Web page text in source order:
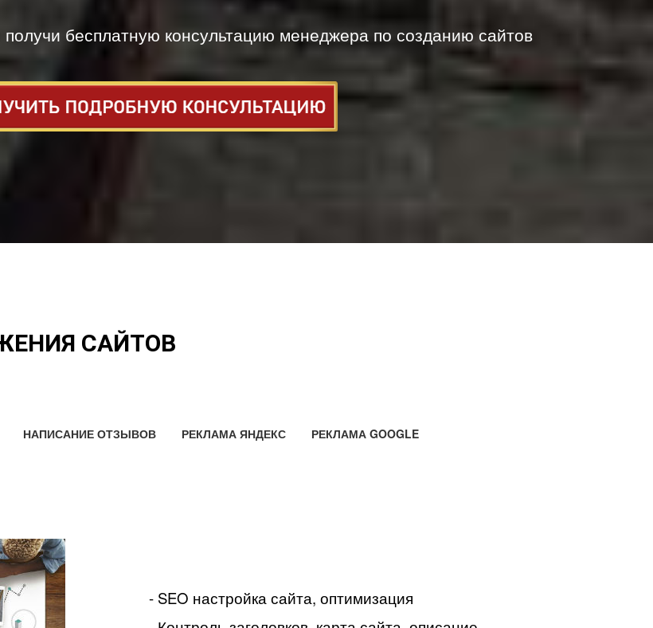
бесплатную консультацию менеджера по созданию сайтов
САЙТОВ
НАПИСАНИЕ ОТЗЫВОВ РЕКЛАМА ЯНДЕКС РЕКЛАМА GOOGLE
- SEO настройка сайта, оптимизация